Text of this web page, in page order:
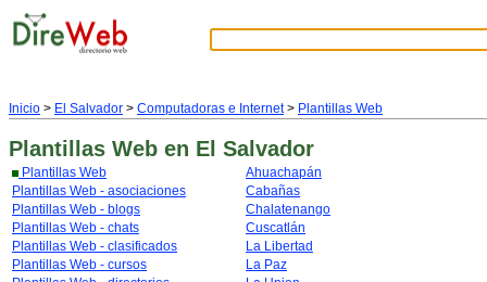
Inicio > El Salvador > Computadoras e Internet> Plantillas Web
Plantillas Web en El Salvador
Plantillas Web
Plantillas Web - asociaciones
Plantillas Web - blogs
Plantillas Web - chats
Plantillas Web - clasificados
Plantillas Web - cursos
Ahuachapán
Cabañas
Chalatenango
Cuscatlán
La Libertad
La Paz